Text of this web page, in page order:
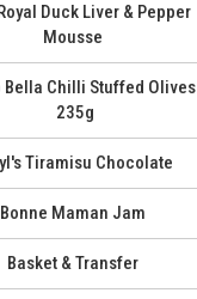
Duck Liver & Pepper
Mousse
Bella Chilli Stuffed Olives
235g
Tiramisu Chocolate
Bonne Maman Jam
Basket & Transfer